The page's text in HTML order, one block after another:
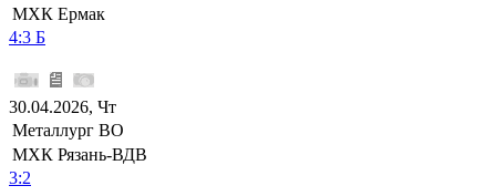
МХК Ермак
4:3 Б
30.04.2026, Чт
Металлург ВО
МХК Рязань-ВДВ
3:2